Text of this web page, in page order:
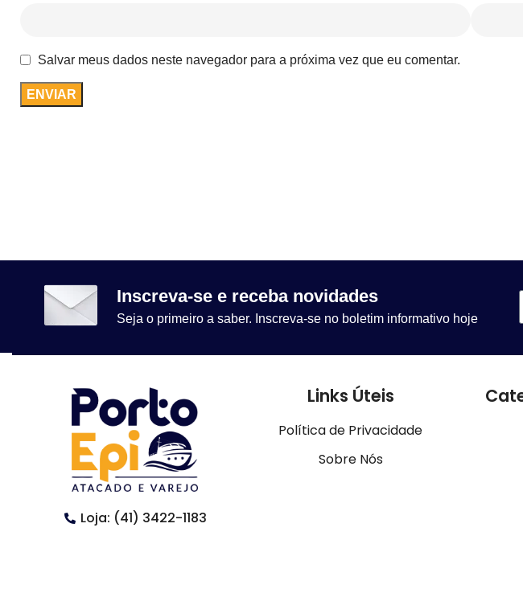
Salvar meus dados neste navegador para a próxima vez que eu comentar.
Inscreva-se e receba novidades
Seja o primeiro a saber. Inscreva-se no boletim informativo hoje
Loja: (41) 3422-1183
Links Úteis
Política de Privacidade
Sobre Nós